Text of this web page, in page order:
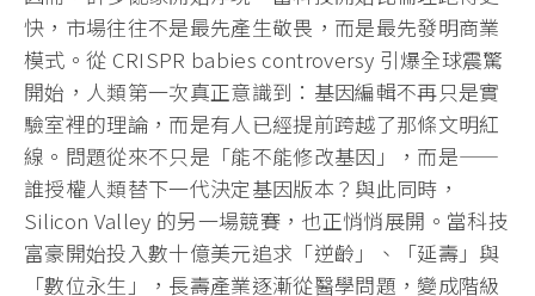
快，市場往往不是最先產生敬畏，而是最先發明商業
模式。從 CRISPR babies controversy 引爆全球震驚
開始，人類第一次真正意識到：基因編輯不再只是實
驗室裡的理論，而是有人已經提前跨越了那條文明紅
線。問題從來不只是「能不能修改基因」，而是——
誰授權人類替下一代決定基因版本？與此同時，
Silicon Valley 的另一場競賽，也正悄悄展開。當科技
富豪開始投入數十億美元追求「逆齡」、「延壽」與
「數位永生」，長壽產業逐漸從醫學問題，變成階級